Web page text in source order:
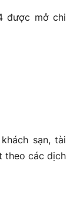
được mở chi
sạn, tài
theo các dịch